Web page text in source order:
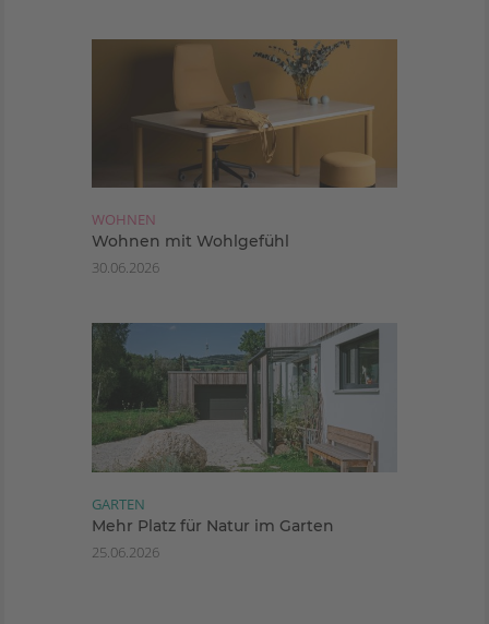
WOHNEN
Wohnen mit Wohlgefühl
30.06.2026
GARTEN
Mehr Platz für Natur im Garten
25.06.2026